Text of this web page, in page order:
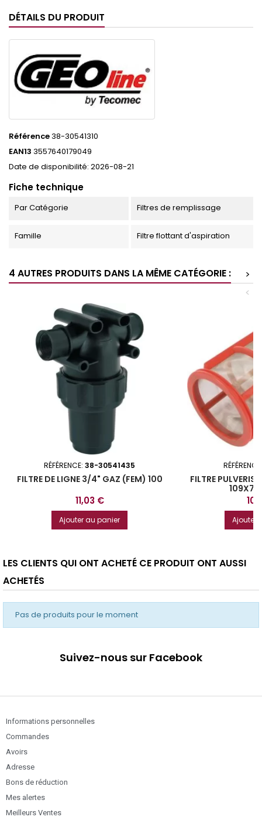
DÉTAILS DU PRODUIT
Référence38-30541310
EAN13 3557640179049
Date de disponibilité: 2026-08-21
Fiche technique
Par Catégorie Filtres de remplissage
Famille Filtre flottant d'aspiration
4 AUTRES PRODUITS DANS LA MÊME CATÉGORIE :
>
<
RÉFÉRENCE: 38-30541435
FILTRE DE LIGNE 3/4" GAZ (FEM) 100
Prix
11,03 €
Ajouter au panier
FILTRE
109X79
Prix
Ajouter
LES CLIENTS QUI ONT ACHETÉ CE PRODUIT ONT AUSSI
ACHETÉS
Pas de produits pour le moment
Suivez-nous sur Facebook
Informations personnelles
Commandes
Avoirs
Adresse
Bons de réduction
Mes alertes
Meilleurs Ventes